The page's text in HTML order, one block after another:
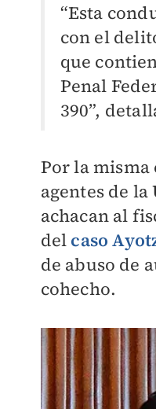
“Esta
con el
que
Penal
390”,
Por la misma
agentes de la
achacan al
del caso
de abuso de
cohecho.